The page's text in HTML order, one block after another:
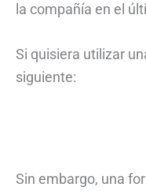
la compañía en el
Si quisiera utilizar
siguiente:
Sin embargo, una